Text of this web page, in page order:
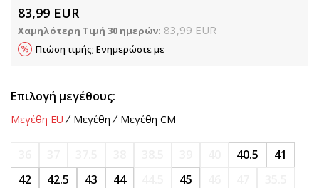
83,99 EUR
Χαμηλότερη Τιμή 30 ημερών: 83,99 EUR
Πτώση τιμής; Ενημερώστε με
Επιλογή μεγέθους:
Μεγέθη EU Μεγέθη Μεγέθη CM
40.5
41
42
42.5 43 44 45